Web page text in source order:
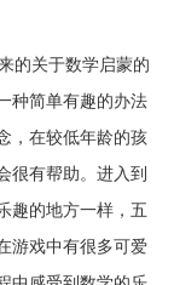
的关于数学启蒙的
种简单有趣的办法
，在较低年龄的孩
很有帮助。进入到
趣的地方一样，五
游戏中有很多可爱